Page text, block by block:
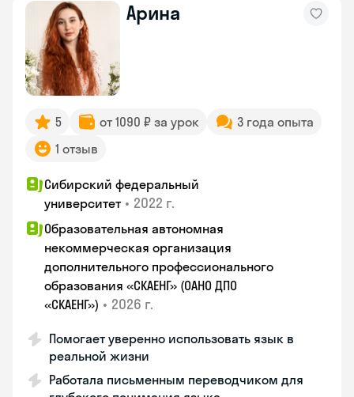
Арина
5 от 1090 ₽ за урок
3 года опыта
1 отзыв
Сибирский федеральный
университет • 2022 г.
Образовательная автономная
некоммерческая организация
дополнительного профессионального
образования «СКАЕНГ» (ОАНО ДПО
«СКАЕНГ») • 2026 г.
Помогает уверенно использовать язык в
реальной жизни
Работала письменным переводчиком для